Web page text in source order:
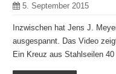
5. September 2015
Inzwischen hat Jens J.
ausgespannt. Das Video
Ein Kreuz aus Stahlseilen